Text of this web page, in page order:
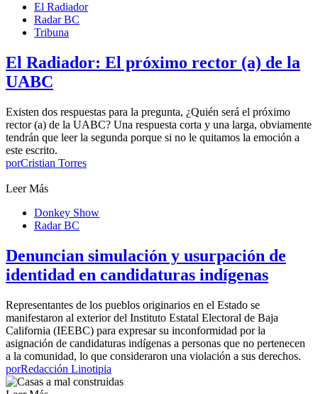
El Radiador
Radar BC
Tribuna
El Radiador: El próximo rector (a) de la
UABC
Existen dos respuestas para la pregunta, ¿Quién será el próximo
rector (a) de la UABC? Una respuesta corta y una larga, obviamente
tendrán que leer la segunda porque si no le quitamos la emoción a
este escrito.
porCristian Torres
Leer Más
Donkey Show
Radar BC
Denuncian simulación y usurpación de
identidad en candidaturas indígenas
Representantes de los pueblos originarios en el Estado se
manifestaron al exterior del Instituto Estatal Electoral de Baja
California (IEEBC) para expresar su inconformidad por la
asignación de candidaturas indígenas a personas que no pertenecen
a la comunidad, lo que consideraron una violación a sus derechos.
porRedacción Linotipia